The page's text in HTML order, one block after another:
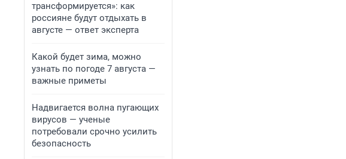
трансформируется»: как
россияне будут отдыхать в
августе — ответ эксперта
Какой будет зима, можно
узнать по погоде 7 августа —
важные приметы
Надвигается волна пугающих
вирусов — ученые
потребовали срочно усилить
безопасность